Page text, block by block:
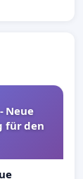
Neue
für den